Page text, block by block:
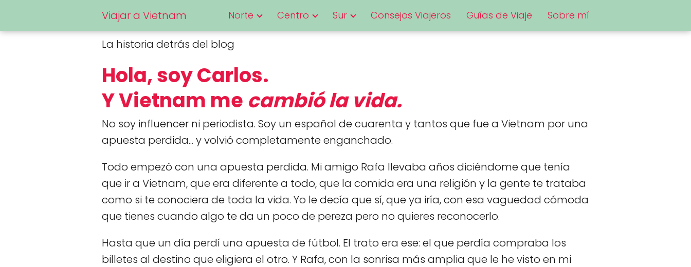
Viajar a Vietnam Norte Centro Sur Consejos Viajeros Guías de Viaje Sobre mí
La historia detrás del blog
Hola, soy Carlos.
Y Vietnam me cambió la vida.
No soy influencer ni periodista. Soy un español de cuarenta y tantos que fue a Vietnam por una
apuesta perdida... y volvió completamente enganchado.
Todo empezó con una apuesta perdida. Mi amigo Rafa llevaba años diciéndome que tenía
que ir a Vietnam, que era diferente a todo, que la comida era una religión y la gente te trataba
como si te conociera de toda la vida. Yo le decía que sí, que ya iría, con esa vaguedad cómoda
que tienes cuando algo te da un poco de pereza pero no quieres reconocerlo.
Hasta que un día perdí una apuesta de fútbol. El trato era ese: el que perdía compraba los
billetes al destino que eligiera el otro. Y Rafa, con la sonrisa más amplia que le he visto en mi